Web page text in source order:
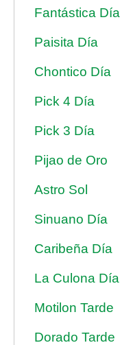
Fantástica Día
Paisita Día
Chontico Día
Pick 4 Día
Pick 3 Día
Pijao de Oro
Astro Sol
Sinuano Día
Caribeña Día
La Culona Día
Motilon Tarde
Dorado Tarde